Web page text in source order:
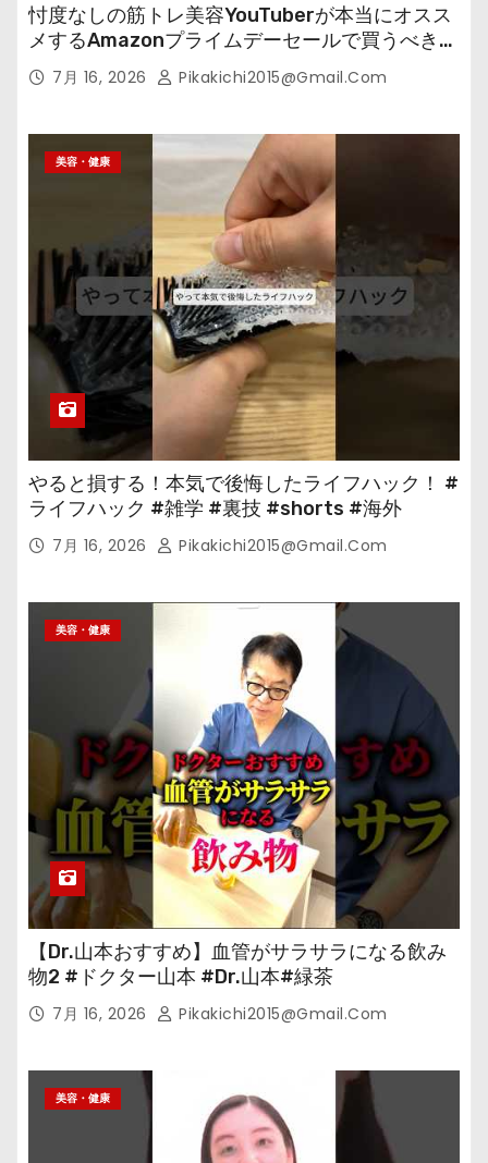
忖度なしの筋トレ美容YouTuberが本当にオスス
メするAmazonプライムデーセールで買うべきも
の 7月 16, 2026 Pikakichi2015@gmail.com
美容・健康
やると損する！本気で後悔したライフハック！ #
ライフハック #雑学 #裏技 #shorts #海外
7月 16, 2026 Pikakichi2015@gmail.com
美容・健康
【Dr.山本おすすめ】血管がサラサラになる飲み
物2 #ドクター山本 #Dr.山本#緑茶
7月 16, 2026 Pikakichi2015@gmail.com
美容・健康